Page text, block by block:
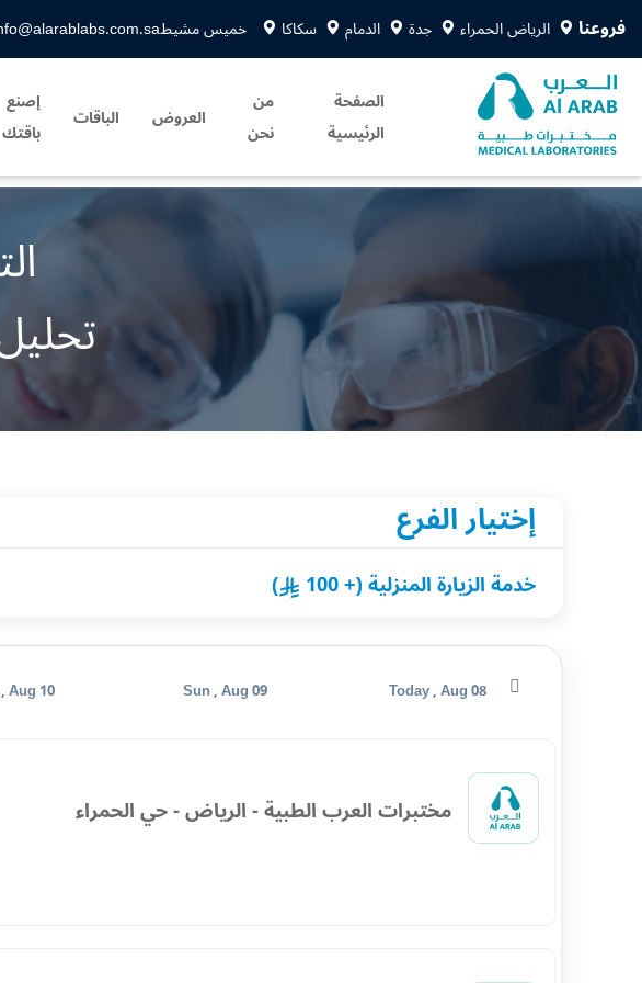
فروعنا الرياض الحمراء جدة الدمام سكاكا خميس مشيط
الصفحة
الرئيسية
من
نحن
العروض الباقات
إصنع
باقتك
إختيار الفرع
خدمة الزيارة المنزلية (+ 100 )
Sun , Aug 09
Mon , Aug 10
مختبرات العرب الطبية - الرياض - حي الحمراء